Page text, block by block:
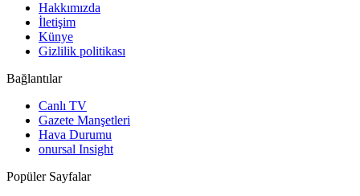
Hakkımızda
İletişim
Künye
Gizlilik politikası
Bağlantılar
Canlı TV
Gazete Manşetleri
Hava Durumu
onursal Insight
Popüler Sayfalar